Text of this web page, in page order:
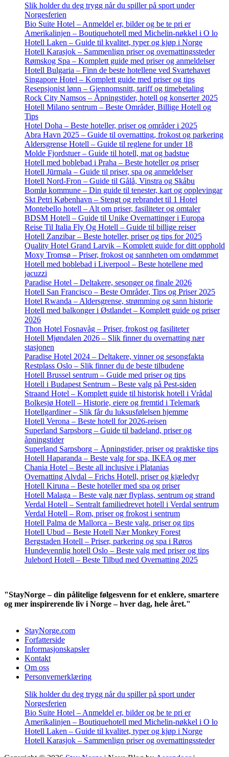
Slik holder du deg trygg når du spiller på sport under
Norgesferien
Bio Suite Hotel – Anmeldel er, bilder og be te pri er
Amerikalinjen – Boutiquehotell med Michelin-nøkkel i O lo
Hotell Laken – Guide til kvalitet, typer og kjøp i Norge
Hotell Karasjok – Sammenlign priser og overnattingssteder
Rømskog Spa – Komplett guide med priser og anmeldelser
Hotell Bulgaria – Finn de beste hotellene ved Svartehavet
Singapore Hotel – Komplett guide med priser og tips
Resepsjonist lønn – Gjennomsnitt, tariff og timebetaling
Rock City Namsos – Åpningstider, hotell og konserter 2025
Hotell Milano sentrum – Beste Områder, Billige Hotell og
Tips
Hotel Doha – Beste hoteller, priser og områder i 2025
Abra Havn 2025 – Guide til overnatting, frokost og parkering
Aldersgrense Hotell – Guide til reglene for under 18
Molde Fjordstuer – Guide til hotell, mat og badstue
Hotell med boblebad i Praha – Beste hoteller og priser
Hotell Jūrmala – Guide til priser, spa og anmeldelser
Hotell Nord-Fron – Guide til Gålå, Vinstra og Skåbu
Bomlø kommune – Din guide til tenester, kart og opplevingar
Skt Petri København – Stengt og rebrandet til 1 Hotel
Montebello hotell – Alt om priser, fasiliteter og omtaler
BDSM Hotell – Guide til Unike Overnattinger i Europa
Reise Til Italia Fly Og Hotell – Guide til billige reiser
Hotell Zanzibar – Beste hoteller, priser og tips for 2025
Quality Hotel Grand Larvik – Komplett guide for ditt opphold
Moxy Tromsø – Priser, frokost og sannheten om omdømmet
Hotell med boblebad i Liverpool – Beste hotellene med
jacuzzi
Paradise Hotel – Deltakere, sesonger og finale 2026
Hotell San Francisco – Beste Områder, Tips og Priser 2025
Hotel Rwanda – Aldersgrense, strømming og sann historie
Hotell med balkonger i Østlandet – Komplett guide og priser
2026
Thon Hotel Fosnavåg – Priser, frokost og fasiliteter
Hotell Mjøndalen 2026 – Slik finner du overnatting nær
stasjonen
Paradise Hotel 2024 – Deltakere, vinner og sesongfakta
Restplass Oslo – Slik finner du de beste tilbudene
Hotell Brussel sentrum – Guide med priser og tips
Hotell i Budapest Sentrum – Beste valg på Pest-siden
Straand Hotel – Komplett guide til historisk hotell i Vrådal
Bolkesjø Hotell – Historie, eiere og fremtid i Telemark
Hotellgardiner – Slik får du luksusfølelsen hjemme
Hotell Verona – Beste hotell for 2026-reisen
Superland Sarpsborg – Guide til badeland, priser og
åpningstider
Superland Sarpsborg – Åpningstider, priser og praktiske tips
Hotell Haparanda – Beste valg for spa, IKEA og mer
Chania Hotel – Beste all inclusive i Platanias
Overnatting Alvdal – Frichs Hotell, priser og kjæledyr
Hotell Kiruna – Beste hoteller med spa og priser
Hotell Malaga – Beste valg nær flyplass, sentrum og strand
Verdal Hotell – Sentralt familiedrevet hotell i Verdal sentrum
Verdal Hotell – Rom, priser og frokost i sentrum
Hotell Palma de Mallorca – Beste valg, priser og tips
Hotell Ubud – Beste Hotell Nær Monkey Forest
Bergstaden Hotell – Priser, parkering og spa i Røros
Hundevennlig hotell Oslo – Beste valg med priser og tips
Julebord Hotell – Beste Tilbud med Overnatting 2025
"StayNorge – din pålitelige følgesvenn for et enklere, smartere
og mer inspirerende liv i Norge – hver dag, hele året."
StayNorge.com
Forfatterside
Informasjonskapsler
Kontakt
Om oss
Personvernerklæring
Slik holder du deg trygg når du spiller på sport under
Norgesferien
Bio Suite Hotel – Anmeldel er, bilder og be te pri er
Amerikalinjen – Boutiquehotell med Michelin-nøkkel i O lo
Hotell Laken – Guide til kvalitet, typer og kjøp i Norge
Hotell Karasjok – Sammenlign priser og overnattingssteder